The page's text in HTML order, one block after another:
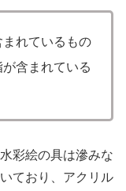
れているもの
含まれている
彩絵の具は滲みな
ており、アクリル